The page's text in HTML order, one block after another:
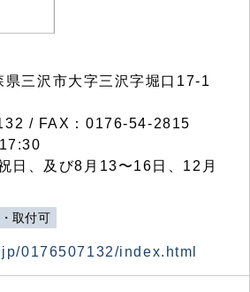
三沢市大字三沢字堀口17-1
/ FAX：0176-54-2815
日、及び8月13〜16日、12月
取付可
0176507132/index.html